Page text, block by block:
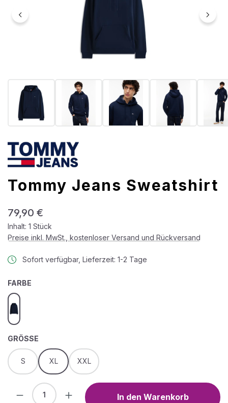
Tommy Jeans Sweatshirt
Regulärer Preis:
79,90 €
Inhalt: 1 Stück
Preise inkl. MwSt., kostenloser Versand und Rückversand
Sofort verfügbar, Lieferzeit: 1-2 Tage
FARBE
dark blue
GRÖSSE
S XL XXL
Produkt Anzahl: Gib den gewünschten
In den Warenkorb